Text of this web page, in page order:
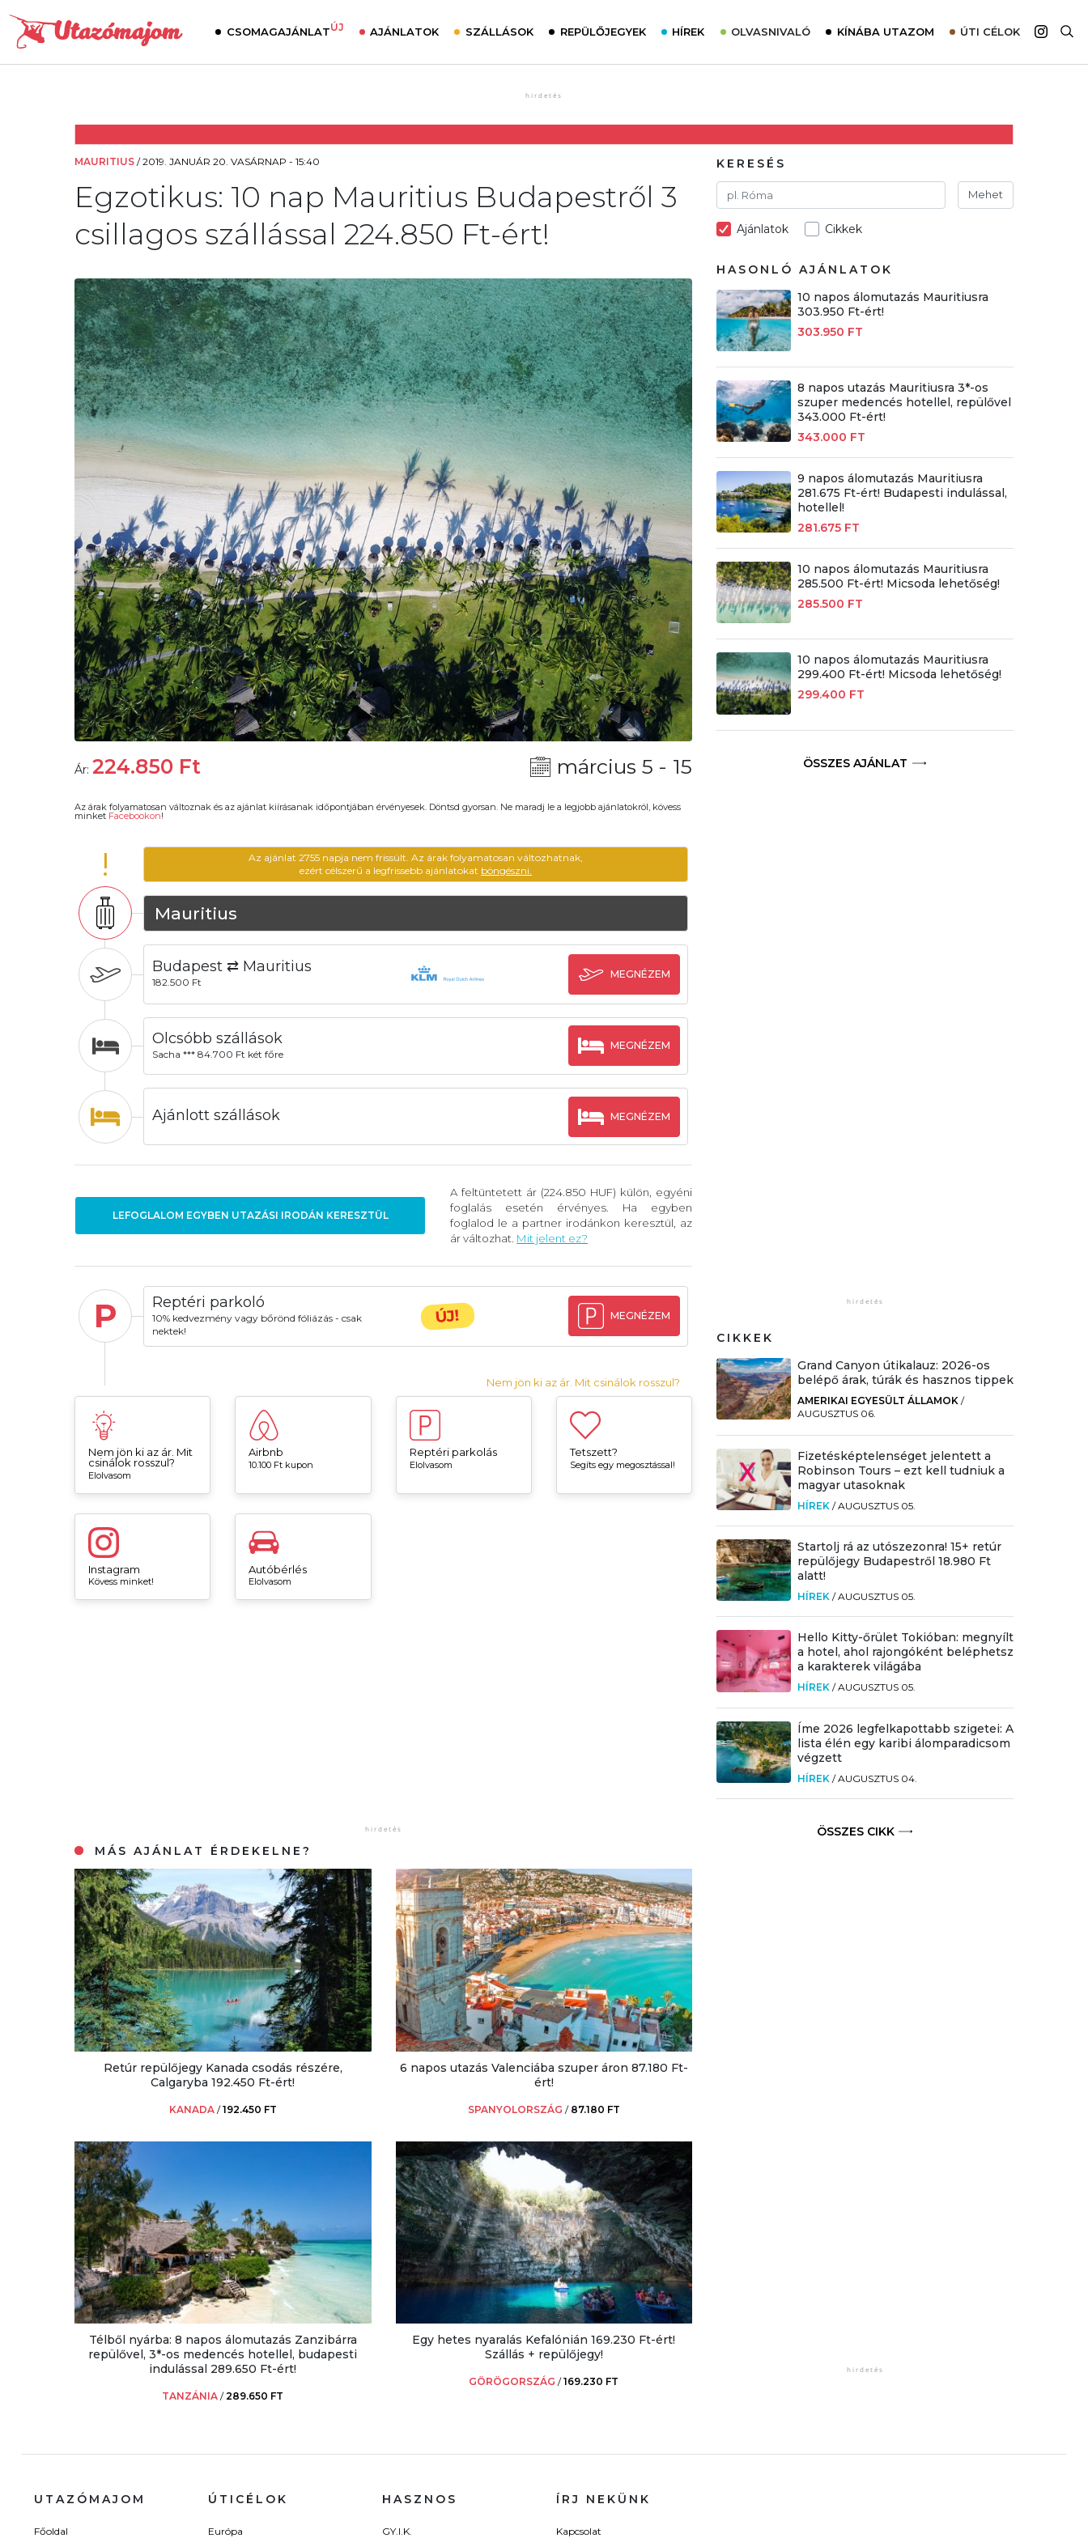
CSOMAGAJÁNLATÚJ AJÁNLATOK SZÁLLÁSOK REPÜLŐJEGYEK HÍREK OLVASNIVALÓ
Utazómajom – CitySIM kártya a világutazóknak
Élménybeszámolók
Szállodalátogatás
Sajtómegjelenések
KÍNÁBA UTAZOM ÚTI CÉLOK
Afrika
MAURITIUS /2019. JANUÁR 20. VASÁRNAP - 15:40
Egzotikus: 10 nap Mauritius Budapestről 3
csillagos szállással 224.850 Ft-ért!
Ár: 224.850 Ft március 5 - 15
Az árak folyamatosan változnak és az ajánlat kiírásanak időpontjában érvényesek. Döntsd gyorsan. Ne maradj le a legjobb ajánlatokról, kövess
minket Facebookon!
!
Az ajánlat 2755 napja nem frissült. Az árak folyamatosan változhatnak,
ezért célszerű a legfrissebb ajánlatokat böngészni.
Mauritius
Budapest ⇄ Mauritius
182.500 Ft
MEGNÉZEM
Olcsóbb szállások
Sacha *** 84.700 Ft két főre
MEGNÉZEM
Ajánlott szállások MEGNÉZEM
LEFOGLALOM EGYBEN UTAZÁSI IRODÁN KERESZTÜL
A feltüntetett ár (224.850 HUF) külön, egyéni
foglalás esetén érvényes. Ha egyben
foglalod le a partner irodánkon keresztül, az
ár változhat. Mit jelent ez?
P Reptéri parkoló
10% kedvezmény vagy bőrönd fóliázás - csak
nektek!
ÚJ! MEGNÉZEM
Nem jön ki az ár. Mit csinálok rosszul?
Nem jön ki az ár. Mit
csinálok rosszul?
Elolvasom
Airbnb
10.100 Ft kupon
Reptéri parkolás
Elolvasom
Tetszett?
Segíts egy megosztással!
Instagram
Kövess minket!
Autóbérlés
Elolvasom
MÁS AJÁNLAT ÉRDEKELNE?
Retúr repülőjegy Kanada csodás részére,
Calgaryba 192.450 Ft-ért!
KANADA /192.450 FT
6 napos utazás Valenciába szuper áron 87.180 Ft-
ért!
SPANYOLORSZÁG / 87.180 FT
Télből nyárba: 8 napos álomutazás Zanzibárra
repülővel, 3*-os medencés hotellel, budapesti
indulással 289.650 Ft-ért!
TANZÁNIA /289.650 FT
Egy hetes nyaralás Kefalónián 169.230 Ft-ért!
Szállás + repülőjegy!
GÖRÖGORSZÁG /169.230 FT
KERESÉS
Mehet
Ajánlatok Cikkek
HASONLÓ AJÁNLATOK
10 napos álomutazás Mauritiusra
303.950 Ft-ért!
303.950 FT
8 napos utazás Mauritiusra 3*-os
szuper medencés hotellel, repülővel
343.000 Ft-ért!
343.000 FT
9 napos álomutazás Mauritiusra
281.675 Ft-ért! Budapesti indulással,
hotellel!
281.675 FT
10 napos álomutazás Mauritiusra
285.500 Ft-ért! Micsoda lehetőség!
285.500 FT
10 napos álomutazás Mauritiusra
299.400 Ft-ért! Micsoda lehetőség!
299.400 FT
ÖSSZES AJÁNLAT
CIKKEK
Grand Canyon útikalauz: 2026-os
belépő árak, túrák és hasznos tippek
AMERIKAI EGYESÜLT ÁLLAMOK /
AUGUSZTUS 06.
Fizetésképtelenséget jelentett a
Robinson Tours – ezt kell tudniuk a
magyar utasoknak
HÍREK /AUGUSZTUS 05.
Startolj rá az utószezonra! 15+ retúr
repülőjegy Budapestről 18.980 Ft
alatt!
HÍREK /AUGUSZTUS 05.
Hello Kitty-őrület Tokióban: megnyílt
a hotel, ahol rajongóként beléphetsz
a karakterek világába
HÍREK /AUGUSZTUS 05.
Íme 2026 legfelkapottabb szigetei: A
lista élén egy karibi álomparadicsom
végzett
HÍREK /AUGUSZTUS 04.
ÖSSZES CIKK
UTAZÓMAJOM
Főoldal
ÚTICÉLOK
Európa
HASZNOS
GY.I.K.
ÍRJ NEKÜNK
Kapcsolat